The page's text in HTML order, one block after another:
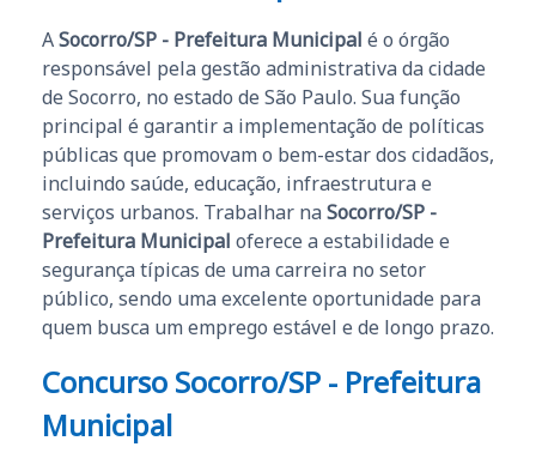
ASocorro/SP - Prefeitura Municipal é o órgão
responsável pela gestão administrativa da cidade
de Socorro, no estado de São Paulo. Sua função
principal é garantir a implementação de políticas
públicas que promovam o bem-estar dos cidadãos,
incluindo saúde, educação, infraestrutura e
serviços urbanos. Trabalhar na Socorro/SP -
Prefeitura Municipal oferece a estabilidade e
segurança típicas de uma carreira no setor
público, sendo uma excelente oportunidade para
quem busca um emprego estável e de longo prazo.
Concurso Socorro/SP - Prefeitura
Municipal